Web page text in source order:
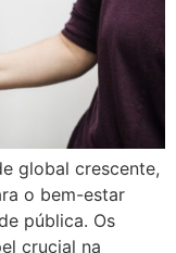
global crescente,
o bem-estar
pública. Os
crucial na